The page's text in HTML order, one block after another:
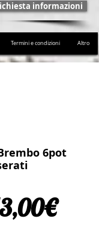
informazioni
Termini e condizioni Altro
6pot